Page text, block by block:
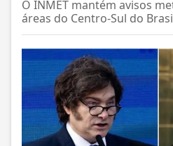
O INMET mantém avisos
áreas do Centro-Sul do